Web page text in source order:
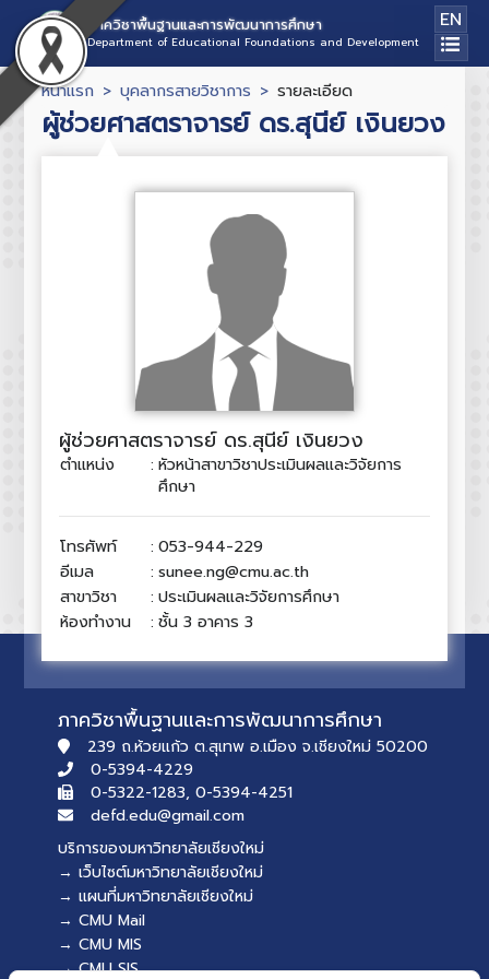
ภาควิชาพื้นฐานและการพัฒนาการศึกษา
Department of Educational Foundations and Development
EN
หน้าแรก บุคลากรสายวิชาการ รายละเอียด
ผู้ช่วยศาสตราจารย์ ดร.สุนีย์ เงินยวง
ผู้ช่วยศาสตราจารย์ ดร.สุนีย์ เงินยวง
ตำแหน่ง : หัวหน้าสาขาวิชาประเมินผลและวิจัยการ
ศึกษา
โทรศัพท์ : 053-944-229
อีเมล
: sunee.ng@cmu.ac.th
สาขาวิชา
: ประเมินผลและวิจัยการศึกษา
ห้องทำงาน
: ชั้น 3 อาคาร 3
ภาควิชาพื้นฐานและการพัฒนาการศึกษา
239 ถ.ห้วยแก้ว ต.สุเทพ อ.เมือง จ.เชียงใหม่ 50200
0-5394-4229
0-5322-1283, 0-5394-4251
defd.edu@gmail.com
บริการของมหาวิทยาลัยเชียงใหม่
→ เว็บไซต์มหาวิทยาลัยเชียงใหม่
→ แผนที่มหาวิทยาลัยเชียงใหม่
→ CMU Mail
→ CMU MIS
→ CMU SIS